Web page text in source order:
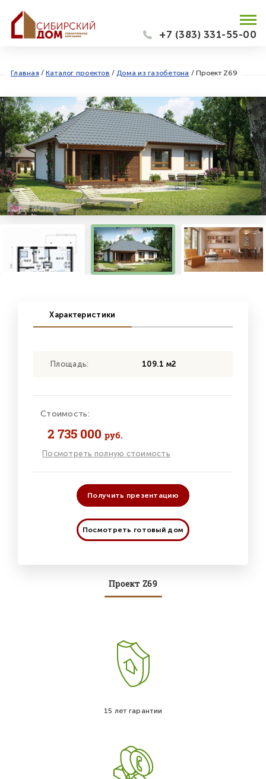
+7 (383) 331-55-00
Главная / Каталог проектов / Дома из газобетона / Проект Z69
Характеристики
Площадь: 109.1 м2
Стоимость:
2 735 000 руб.
Посмотреть полную стоимость
Получить презентацию
Посмотреть готовый дом
Проект Z69
15 лет гарантии